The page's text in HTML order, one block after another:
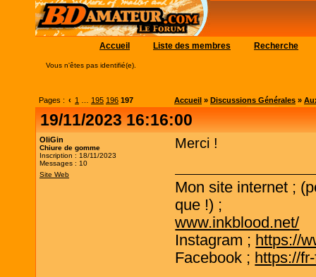
Accueil Liste des membres Recherche
Vous n'êtes pas identifié(e).
Pages : ‹ 1 195 196 197 Accueil » Discussions Générales »
19/11/2023 16:16:00
OliGin
Chiure de gomme
Inscription : 18/11/2023
Messages : 10
Site Web
Merci !
Mon site internet ;
que !) ;
www.inkblood.net/
Instagram ; https://
Facebook ; https://